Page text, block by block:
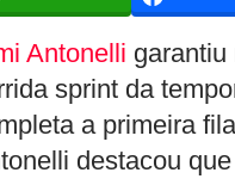
Antonelli garantiu
sprint da
a primeira
destacou